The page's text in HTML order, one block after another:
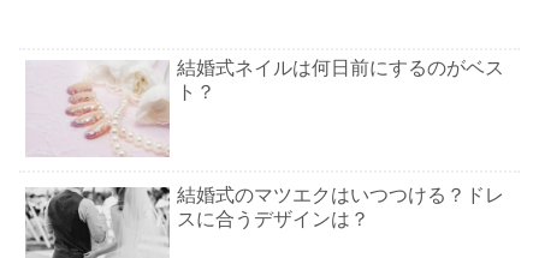
結婚式ネイルは何日前にするのがベス
ト？
結婚式のマツエクはいつつける？ドレ
スに合うデザインは？